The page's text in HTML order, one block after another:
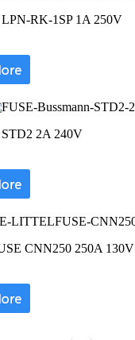
LPN-RK-1SP 1A 250V
STD2 2A 240V
CNN250 250A 130V